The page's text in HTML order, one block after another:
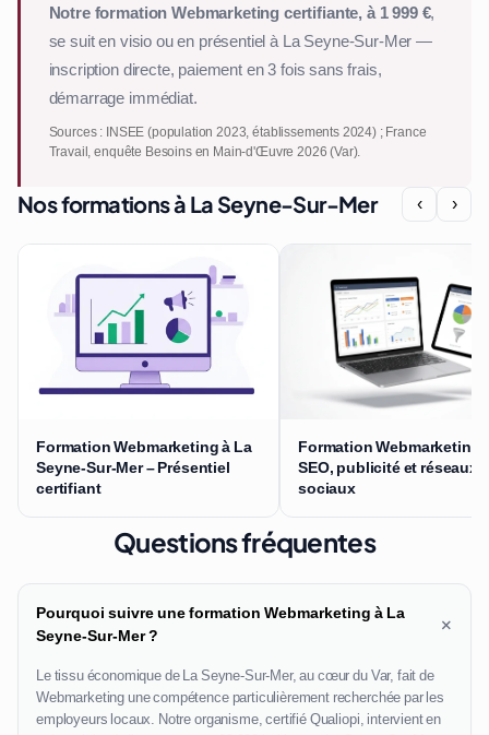
Notre formation Webmarketing certifiante, à 1 999 €,
se suit en visio ou en présentiel à La Seyne-Sur-Mer —
inscription directe, paiement en 3 fois sans frais,
démarrage immédiat.
Sources : INSEE (population 2023, établissements 2024) ; France
Travail, enquête Besoins en Main-d'Œuvre 2026 (Var).
Nos formations à La Seyne-Sur-Mer ‹ ›
Formation Webmarketing à La
Seyne-Sur-Mer – Présentiel
certifiant
Formation Webmarketing
SEO, publicité et réseaux
sociaux
Questions fréquentes
Pourquoi suivre une formation Webmarketing à La
Seyne-Sur-Mer ?
+
Le tissu économique de La Seyne-Sur-Mer, au cœur du Var, fait de
Webmarketing une compétence particulièrement recherchée par les
employeurs locaux. Notre organisme, certifié Qualiopi, intervient en